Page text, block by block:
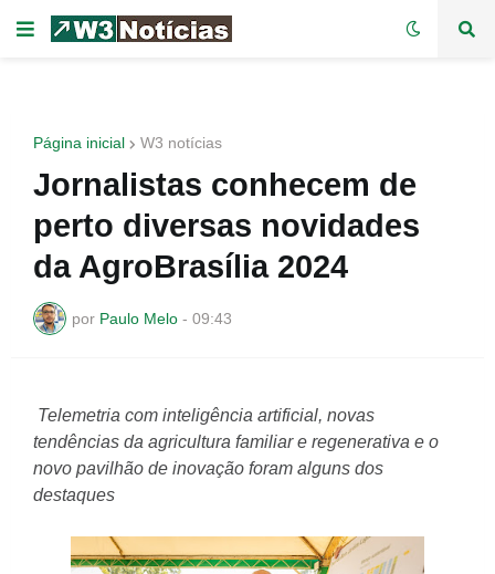
Página inicial W3 notícias
Jornalistas conhecem de
perto diversas novidades
da AgroBrasília 2024
por Paulo Melo - 09:43
Telemetria com inteligência artificial, novas
tendências da agricultura familiar e regenerativa e o
novo pavilhão de inovação foram alguns dos
destaques